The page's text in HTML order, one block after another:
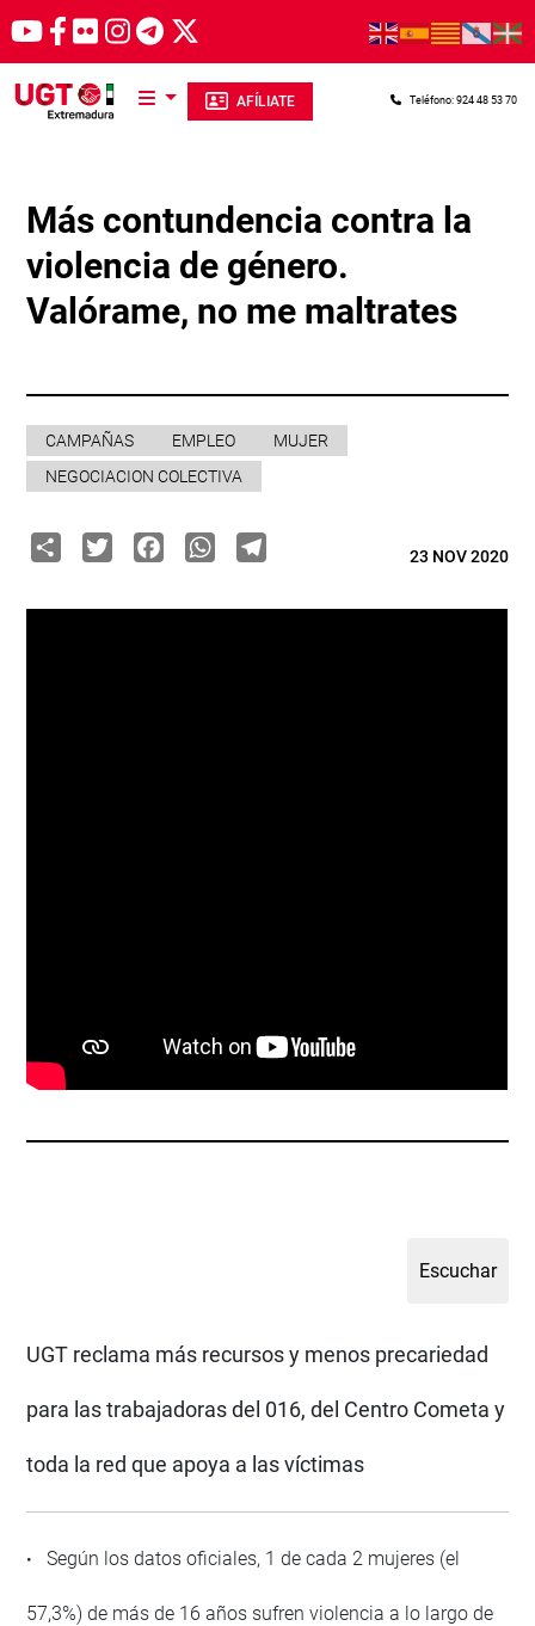
Pasar al contenido principal
AFÍLIATE Teléfono: 924 48 53 70
Más contundencia contra la
violencia de género.
Valórame, no me maltrates
CAMPAÑAS EMPLEO
MUJER
NEGOCIACION COLECTIVA
ShareTwitterFacebook
WhatsApp
Telegram23 NOV 2020
UGT reclama más recursos y menos precariedad
para las trabajadoras del 016, del Centro Cometa y
toda la red que apoya a las víctimas
•Según los datos oficiales, 1 de cada 2 mujeres (el
57,3%) de más de 16 años sufren violencia a lo largo de